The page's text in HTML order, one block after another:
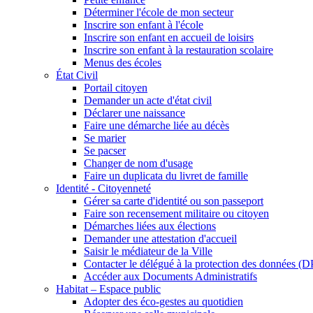
Déterminer l'école de mon secteur
Inscrire son enfant à l'école
Inscrire son enfant en accueil de loisirs
Inscrire son enfant à la restauration scolaire
Menus des écoles
État Civil
Portail citoyen
Demander un acte d'état civil
Déclarer une naissance
Faire une démarche liée au décès
Se marier
Se pacser
Changer de nom d'usage
Faire un duplicata du livret de famille
Identité - Citoyenneté
Gérer sa carte d'identité ou son passeport
Faire son recensement militaire ou citoyen
Démarches liées aux élections
Demander une attestation d'accueil
Saisir le médiateur de la Ville
Contacter le délégué à la protection des données
Accéder aux Documents Administratifs
Habitat – Espace public
Adopter des éco-gestes au quotidien